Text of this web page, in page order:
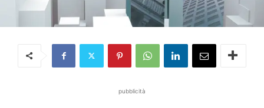
pubblicità